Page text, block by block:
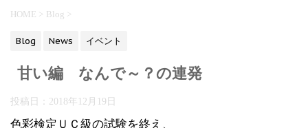
HOME > Blog >
Blog News イベント
甘い編 なんで～？の連発
投稿日： 2018年12月19日
色彩検定ＵＣ級の試験を終え、